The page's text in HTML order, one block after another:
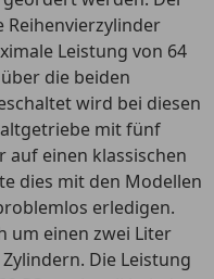
Reihenvierzylinder
Leistung von 64
die beiden
wird bei diesen
mit fünf
auf einen klassischen
dies mit den Modellen
erledigen.
um einen zwei Liter
Die Leistung